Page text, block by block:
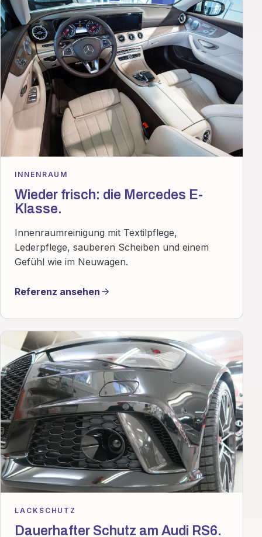
INNENRAUM
Wieder frisch: die Mercedes E-
Klasse.
Innenraumreinigung mit Textilpflege,
Lederpflege, sauberen Scheiben und einem
Gefühl wie im Neuwagen.
Referenz ansehen
LACKSCHUTZ
Dauerhafter Schutz am Audi RS6.